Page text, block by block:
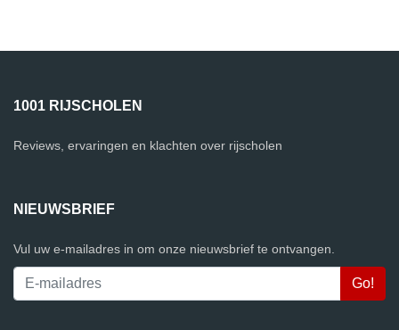
1001 RIJSCHOLEN
Reviews, ervaringen en klachten over rijscholen
NIEUWSBRIEF
Vul uw e-mailadres in om onze nieuwsbrief te ontvangen.